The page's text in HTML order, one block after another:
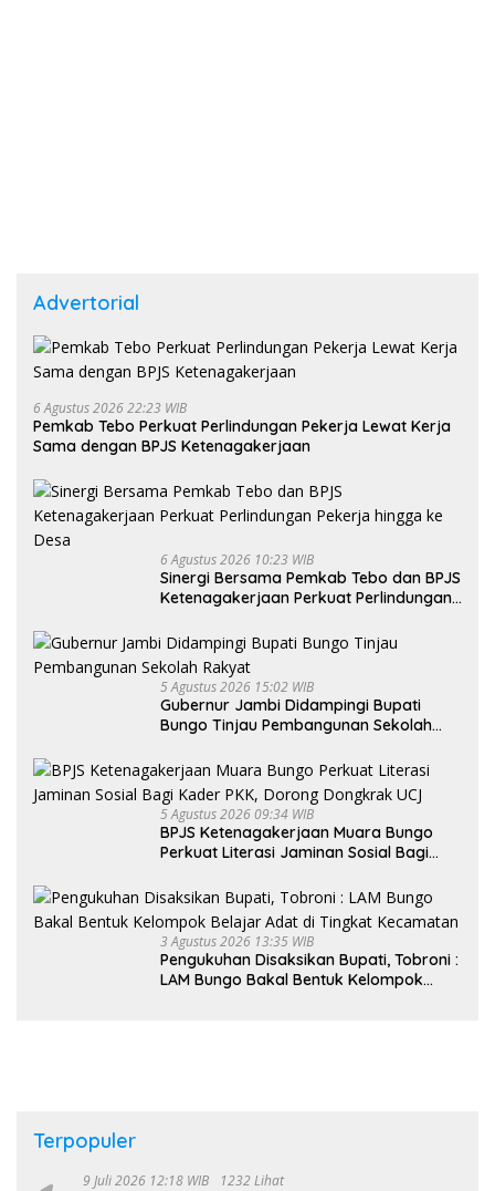
Advertorial
6 Agustus 2026 22:23 WIB
Pemkab Tebo Perkuat Perlindungan Pekerja Lewat Kerja
Sama dengan BPJS Ketenagakerjaan
6 Agustus 2026 10:23 WIB
Sinergi Bersama Pemkab Tebo dan BPJS
Ketenagakerjaan Perkuat Perlindungan
5 Agustus 2026 15:02 WIB
Gubernur Jambi Didampingi Bupati
Bungo Tinjau Pembangunan Sekolah
5 Agustus 2026 09:34 WIB
BPJS Ketenagakerjaan Muara Bungo
Perkuat Literasi Jaminan Sosial Bagi
3 Agustus 2026 13:35 WIB
Pengukuhan Disaksikan Bupati, Tobroni :
LAM Bungo Bakal Bentuk Kelompok
Terpopuler
9 Juli 2026 12:18 WIB 1232 Lihat